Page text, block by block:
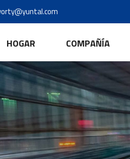
HOGAR COMPAÑÍA